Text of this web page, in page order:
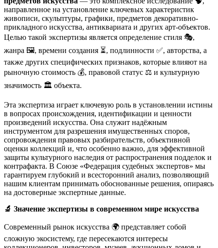
направленное на установление ключевых характеристик
живописи, скульптуры, графики, предметов декоративно-
прикладного искусства, антиквариата и других арт-объектов.
Целью такой экспертизы является определение стиля 🎭,
жанра 🖼️, времени создания ⏳, подлинности ✅, авторства, а
также других специфических признаков, которые влияют на
рыночную стоимость 💰, правовой статус ⚖️ и культурную
значимость 🏛️ объекта.
Эта экспертиза играет ключевую роль в установлении истины
в вопросах происхождения, идентификации и ценности
произведений искусства. Она служит надёжным
инструментом для разрешения имущественных споров,
сопровождения правовых разбирательств, объективной
оценки коллекций и, что особенно важно, для эффективной
защиты культурного наследия от распространения подделок и
контрафакта. В Союзе «Федерация судебных экспертов» мы
гарантируем глубокий и всесторонний анализ, позволяющий
нашим клиентам принимать обоснованные решения, опираясь
на достоверные экспертные данные.
🔬 Значение экспертизы в современном мире искусства
Современный рынок искусства 🌍 представляет собой
сложную экосистему, где пересекаются интересы